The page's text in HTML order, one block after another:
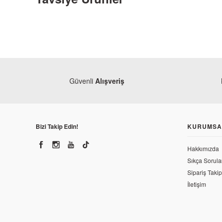
NGK
Güvenli Alışveriş
Bizi Takip Edin!
Hakkımızda
Sıkça
Sipariş Takip
İletişim